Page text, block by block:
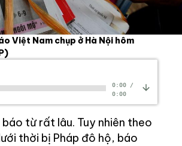
Việt Nam chụp ở Hà Nội hôm
0:00/
0:00
từ rất lâu. Tuy nhiên theo
thời bị Pháp đô hộ, báo